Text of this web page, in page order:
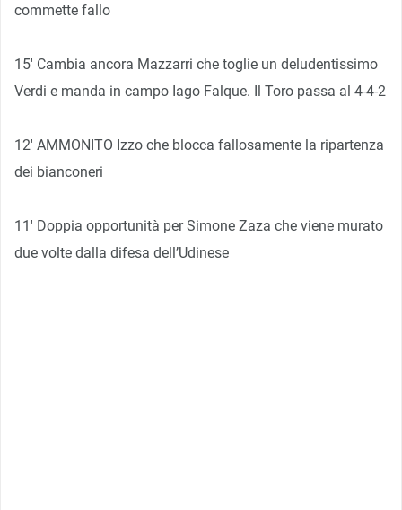
commette fallo
15′ Cambia ancora Mazzarri che toglie un deludentissimo
Verdi e manda in campo Iago Falque. Il Toro passa al 4-4-2
12′ AMMONITO Izzo che blocca fallosamente la ripartenza
dei bianconeri
11′ Doppia opportunità per Simone Zaza che viene murato
due volte dalla difesa dell’Udinese